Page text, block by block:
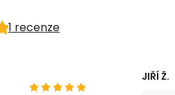
1 recenze
JIŘÍ Ž.